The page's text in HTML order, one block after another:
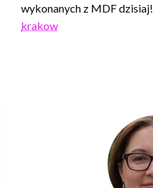
wykonanych z MDF dzisiaj!
krakow